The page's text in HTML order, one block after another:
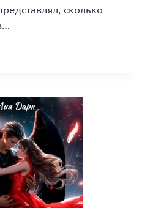
сколько